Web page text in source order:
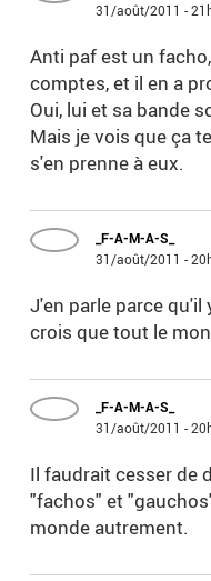
31/août/2011 -
Anti paf est un
comptes, et il en a
Oui, lui et sa bande
Mais je vois que ça
s'en prenne à eux.
_F-A-M-A-S_
31/août/2011 -
J'en parle parce qu'il
crois que tout le
_F-A-M-A-S_
31/août/2011 -
Il faudrait cesser de
"fachos" et
monde autrement.